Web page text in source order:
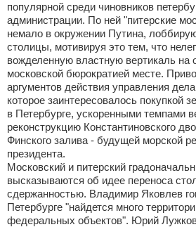
популярной среди чиновников
администрации. По ней "питерские
немало в окружении Путина,
столицы, мотивируя это тем, что
вожделенную властную вертикаль на
московской бюрократией месте.
аргументов действия управления
которое заинтересовалось покупкой
в Петербурге, ускоренными темпами
реконструкцию Константиновского
Финского залива - будущей морской
президента.
Московский и питерский
высказываются об идее переноса
сдержанностью. Владимир Яковлев
Петербурге "найдется много
федеральных объектов". Юрий Лужков